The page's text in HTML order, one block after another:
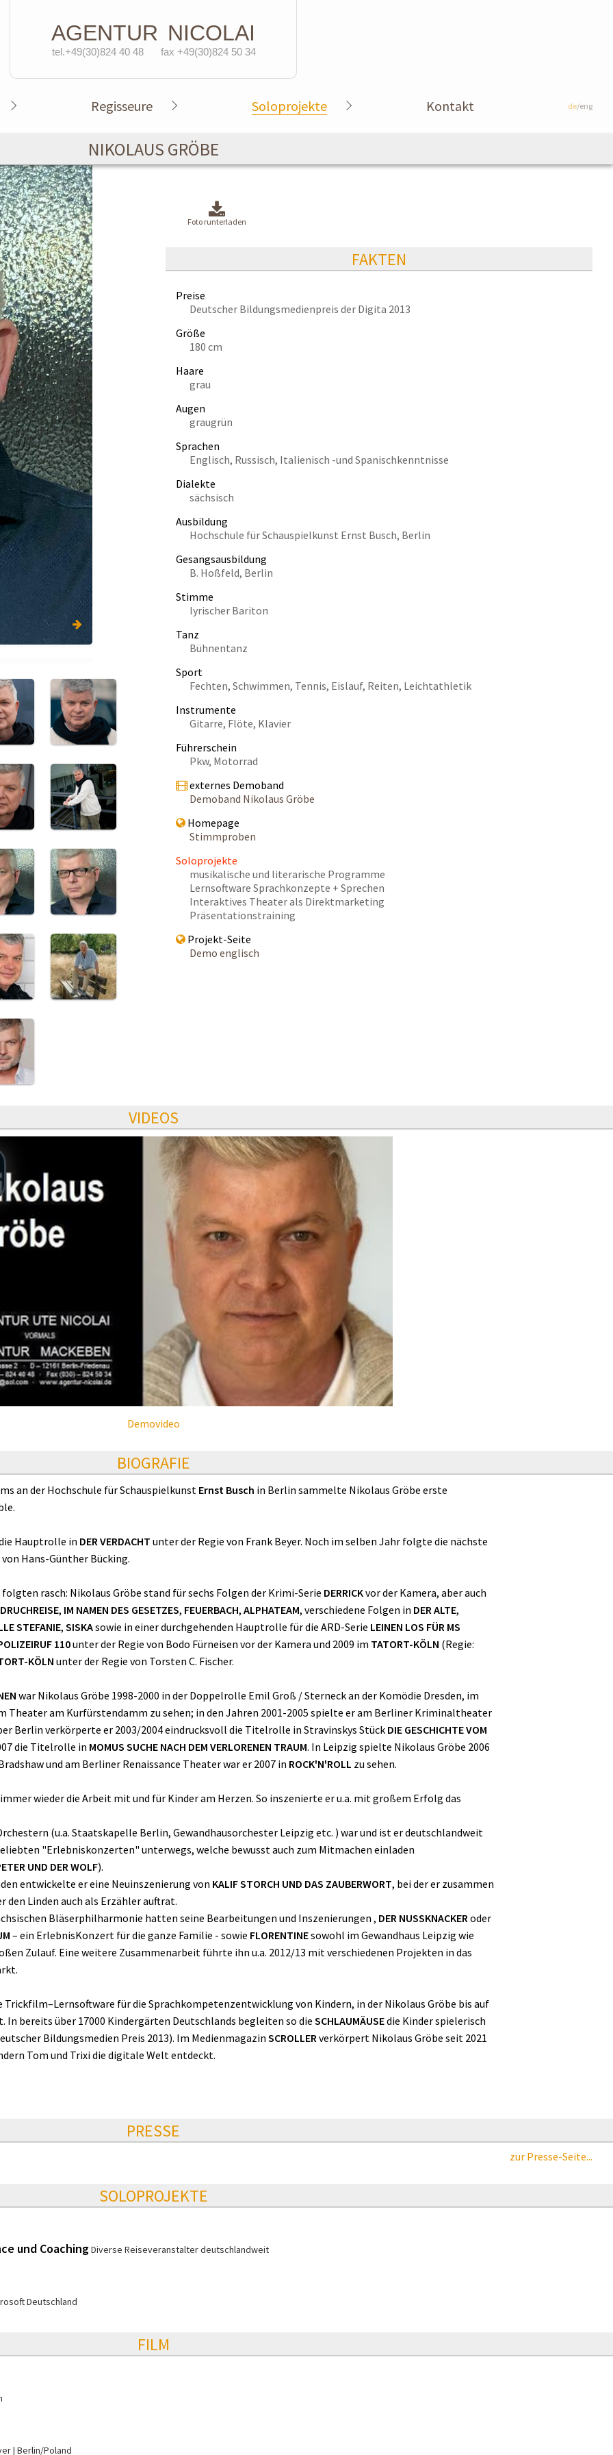
AGENTUR NICOLAI
tel.+49(30)824 40 48 fax +49(30)824 50 34
Regisseure Soloprojekte Kontakt de/eng
NIKOLAUS GRÖBE
Foto runterladen
FAKTEN
Preise
Deutscher Bildungsmedienpreis der Digita 2013
Größe
180 cm
Haare
grau
Augen
graugrün
Sprachen
Englisch, Russisch, Italienisch -und Spanischkenntnisse
Dialekte
sächsisch
Ausbildung
Hochschule für Schauspielkunst Ernst Busch, Berlin
Gesangsausbildung
B. Hoßfeld, Berlin
Stimme
lyrischer Bariton
Tanz
Bühnentanz
Sport
Fechten, Schwimmen, Tennis, Eislauf, Reiten, Leichtathletik
Instrumente
Gitarre, Flöte, Klavier
Führerschein
Pkw, Motorrad
externes Demoband
Demoband Nikolaus Gröbe
Homepage
Stimmproben
Soloprojekte
musikalische und literarische Programme
Lernsoftware Sprachkonzepte + Sprechen
Interaktives Theater als Direktmarketing
Präsentationstraining
Projekt-Seite
Demo englisch
VIDEOS
Demovideo
BIOGRAFIE
an der Hochschule für Schauspielkunst Ernst Busch in Berlin sammelte Nikolaus Gröbe erste
Hauptrolle in DER VERDACHT unter der Regie von Frank Beyer. Noch im selben Jahr folgte die nächste
von Hans-Günther Bücking.
rasch: Nikolaus Gröbe stand für sechs Folgen der Krimi-Serie DERRICKvor der Kamera, aber auch
, IM NAMEN DES GESETZES, FEUERBACH, ALPHATEAM, verschiedene Folgen in DER ALTE,
STEFANIE, SISKAsowie in einer durchgehenden Hauptrolle für die ARD-Serie LEINEN LOS FÜR MS
110unter der Regie von Bodo Fürneisen vor der Kamera und 2009 im TATORT-KÖLN (Regie:
KÖLN unter der Regie von Torsten C. Fischer.
war Nikolaus Gröbe 1998-2000 in der Doppelrolle Emil Groß / Sterneck an der Komödie Dresden, im
Theater am Kurfürstendamm zu sehen; in den Jahren 2001-2005 spielte er am Berliner Kriminaltheater
Berlin verkörperte er 2003/2004 eindrucksvoll die Titelrolle in Stravinskys Stück DIE GESCHICHTE VOM
die Titelrolle in MOMUS SUCHE NACH DEM VERLORENEN TRAUM. In Leipzig spielte Nikolaus Gröbe 2006
und am Berliner Renaissance Theater war er 2007 in ROCK'N'ROLL zu sehen.
wieder die Arbeit mit und für Kinder am Herzen. So inszenierte er u.a. mit großem Erfolg das
(u.a. Staatskapelle Berlin, Gewandhausorchester Leipzig etc. ) war und ist er deutschlandweit
"Erlebniskonzerten" unterwegs, welche bewusst auch zum Mitmachen einladen
UND DER WOLF).
entwickelte er eine Neuinszenierung von KALIF STORCH UND DAS ZAUBERWORT, bei der er zusammen
Linden auch als Erzähler auftrat.
Bläserphilharmonie hatten seine Bearbeitungen und Inszenierungen , DER NUSSKNACKERoder
– ein ErlebnisKonzert für die ganze Familie - sowie FLORENTINEsowohl im Gewandhaus Leipzig wie
Zulauf. Eine weitere Zusammenarbeit führte ihn u.a. 2012/13 mit verschiedenen Projekten in das
Trickfilm–Lernsoftware für die Sprachkompetenzentwicklung von Kindern, in der Nikolaus Gröbe bis auf
bereits über 17000 Kindergärten Deutschlands begleiten so die SCHLAUMÄUSEdie Kinder spielerisch
Bildungsmedien Preis 2013). Im MedienmagazinSCROLLERverkörpert Nikolaus Gröbe seit 2021
Tom und Trixi die digitale Welt entdeckt.
PRESSE
zur Presse-Seite...
SOLOPROJEKTE
und CoachingDiverse Reiseveranstalter deutschlandweit
Deutschland
FILM
Berlin/Poland